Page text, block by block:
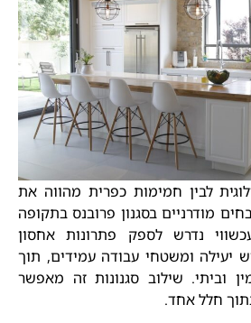
לבין חמימות כפרית מהווה את
מודרניים בסגנון פרובנס בתקופה
נדרש לספק פתרונות אחסון
יעילה ומשטחי עבודה עמידים, תוך
וביתי. שילוב סגנונות זה מאפשר
חלל אחד.